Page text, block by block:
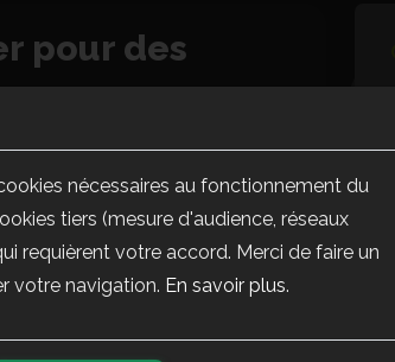
pour des
nécessaires au fonctionnement du
tiers (mesure d'audience, réseaux
requièrent votre accord. Merci de faire un
votre navigation. En savoir plus.